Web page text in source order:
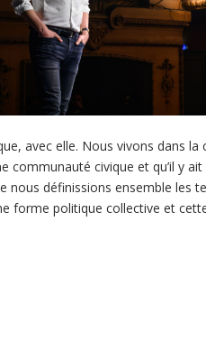
avec elle. Nous vivons dans
communauté civique et qu’il y
nous définissions ensemble les
forme politique collective et